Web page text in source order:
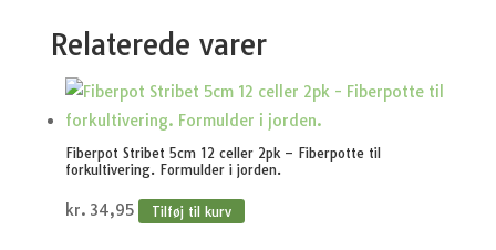
Relaterede varer
Fiberpot Stribet 5cm 12 celler 2pk – Fiberpotte til
forkultivering. Formulder i jorden.
kr. 34,95 Tilføj til kurv